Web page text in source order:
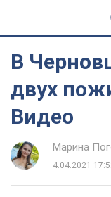
В
двух
Видео
Марина
4.04.2021